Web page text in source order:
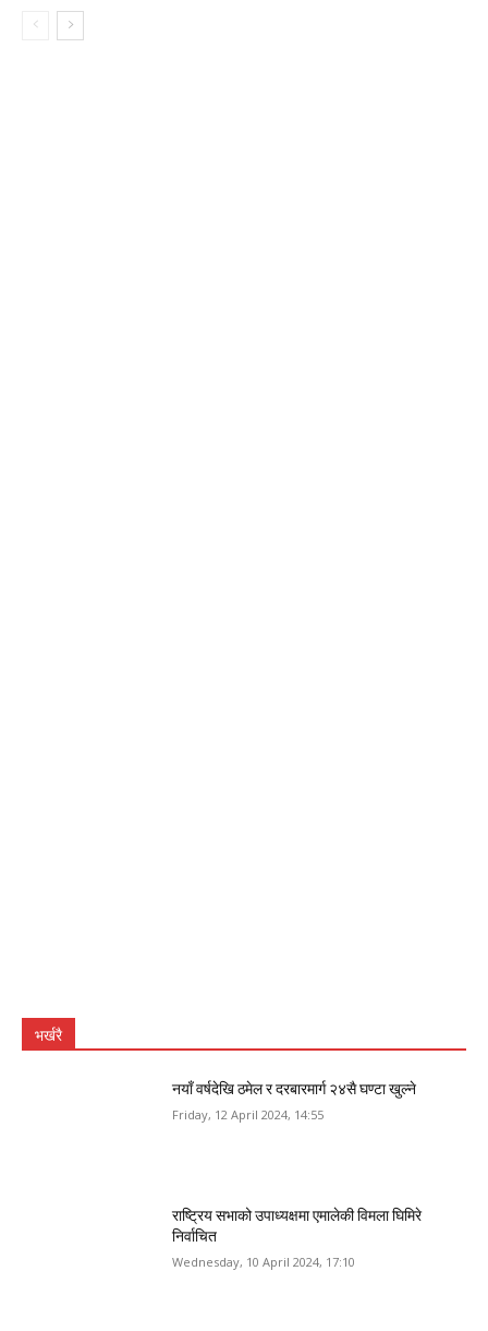
भर्खरै
नयाँ वर्षदेखि ठमेल र दरबारमार्ग २४सै घण्टा खुल्ने
Friday, 12 April 2024, 14:55
राष्ट्रिय सभाको उपाध्यक्षमा एमालेकी विमला घिमिरे
निर्वाचित
Wednesday, 10 April 2024, 17:10